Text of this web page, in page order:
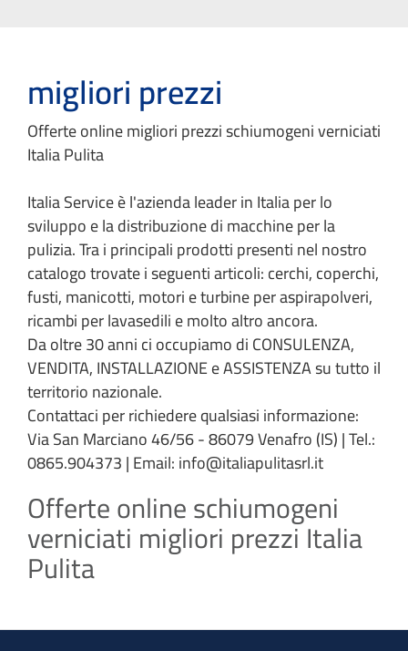
migliori prezzi
Offerte online migliori prezzi schiumogeni verniciati
Italia Pulita
Italia Service è l'azienda leader in Italia per lo
sviluppo e la distribuzione di macchine per la
pulizia. Tra i principali prodotti presenti nel nostro
catalogo trovate i seguenti articoli: cerchi, coperchi,
fusti, manicotti, motori e turbine per aspirapolveri,
ricambi per lavasedili e molto altro ancora.
Da oltre 30 anni ci occupiamo di CONSULENZA,
VENDITA, INSTALLAZIONE e ASSISTENZA su tutto il
territorio nazionale.
Contattaci per richiedere qualsiasi informazione:
Via San Marciano 46/56 - 86079 Venafro (IS) | Tel.:
0865.904373 | Email: info@italiapulitasrl.it
Offerte online schiumogeni
verniciati migliori prezzi Italia
Pulita